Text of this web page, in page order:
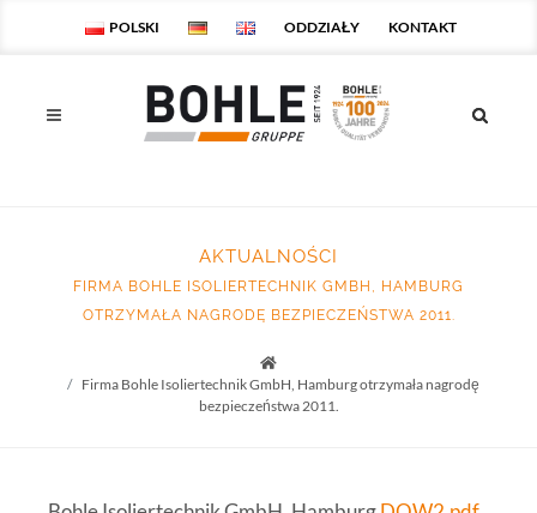
POLSKI ODDZIAŁY KONTAKT
AKTUALNOŚCI
FIRMA BOHLE ISOLIERTECHNIK GMBH, HAMBURG
OTRZYMAŁA NAGRODĘ BEZPIECZEŃSTWA 2011.
Startseite
Firma Bohle Isoliertechnik GmbH, Hamburg otrzymała nagrodę
bezpieczeństwa 2011.